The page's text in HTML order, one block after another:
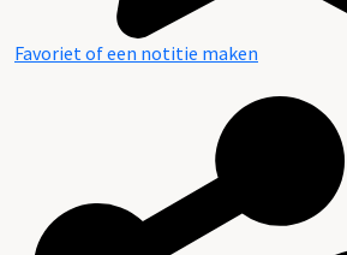
Favoriet of een notitie maken